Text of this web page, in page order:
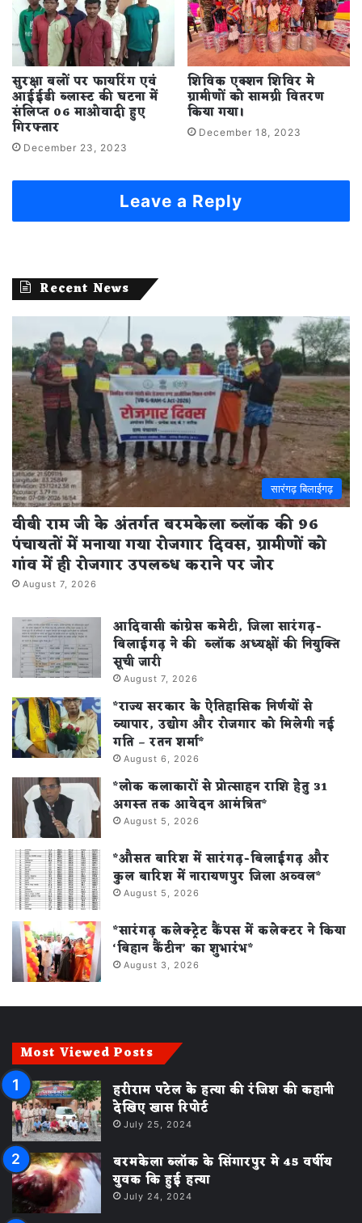
सुरक्षा बलों पर फायरिंग एवं
आईईडी ब्लास्ट की घटना में
संलिप्त 06 माओवादी हुए
गिरफ्तार
December 23, 2023
शिविक एक्शन शिविर मे
ग्रामीणों को सामग्री वितरण
किया गया।
December 18, 2023
Leave a Reply
Recent News
सारंगढ़ बिलाईगढ़
वीबी राम जी के अंतर्गत बरमकेला ब्लॉक की 96
पंचायतों में मनाया गया रोजगार दिवस, ग्रामीणों को
गांव में ही रोजगार उपलब्ध कराने पर जोर
August 7, 2026
आदिवासी कांग्रेस कमेटी, जिला सारंगढ़-
बिलाईगढ़ ने की ब्लॉक अध्यक्षों की नियुक्ति
सूची जारी
August 7, 2026
*राज्य सरकार के ऐतिहासिक निर्णयों से
व्यापार, उद्योग और रोजगार को मिलेगी नई
गति – रतन शर्मा*
August 6, 2026
*लोक कलाकारों से प्रोत्साहन राशि हेतु 31
अगस्त तक आवेदन आमंत्रित*
August 5, 2026
*औसत बारिश में सारंगढ़-बिलाईगढ़ और
कुल बारिश में नारायणपुर जिला अव्वल*
August 5, 2026
*सारंगढ़ कलेक्ट्रेट कैंपस में कलेक्टर ने किया
‘बिहान कैंटीन’ का शुभारंभ*
August 3, 2026
Most Viewed Posts
हरीराम पटेल के हत्या की रंजिश की कहानी
देखिए खास रिपोर्ट
July 25, 2024
बरमकेला ब्लॉक के सिंगारपुर मे 45 वर्षीय
युवक कि हुई हत्या
July 24, 2024